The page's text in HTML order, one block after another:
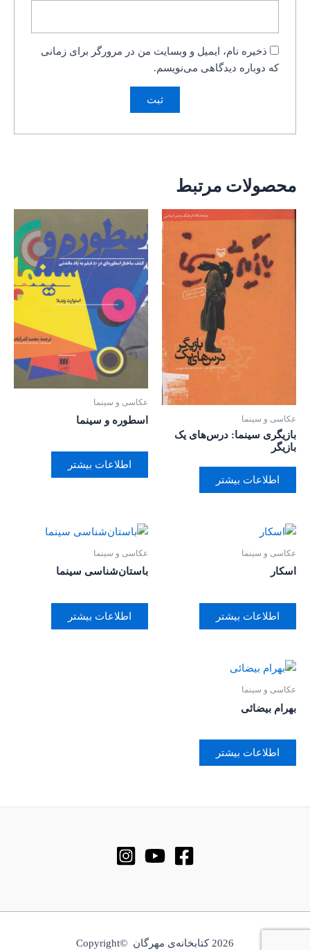
ذخیره نام، ایمیل و وبسایت من در مرورگر برای زمانی
که دوباره دیدگاهی می‌نویسم.
محصولات مرتبط
عکاسی و سینما
بازیگری سینما: درس‌های یک
بازیگر
اطلاعات بیشتر
عکاسی و سینما
اسطوره و سینما
اطلاعات بیشتر
عکاسی و سینما
اسکار
اطلاعات بیشتر
عکاسی و سینما
باستان‌شناسی سینما
اطلاعات بیشتر
عکاسی و سینما
بهرام بیضائی
اطلاعات بیشتر
2026 کتابخانه‌ی مهرگان ©Copyright